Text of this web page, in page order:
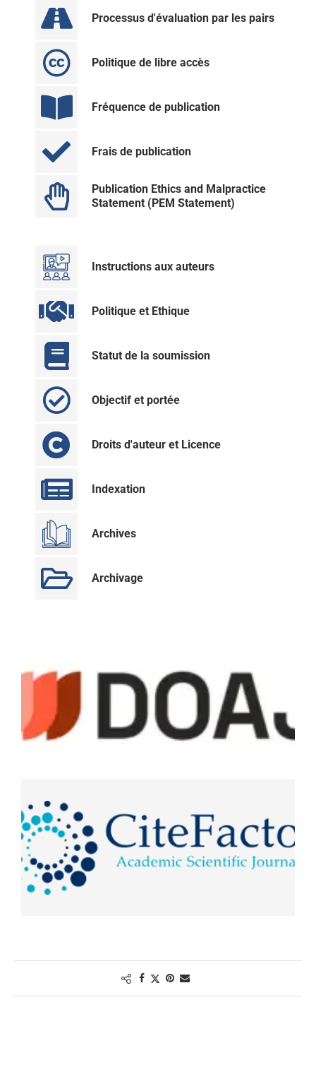
Processus d'évaluation par les pairs
Politique de libre accès
Fréquence de publication
Frais de publication
Publication Ethics and Malpractice
Statement (PEM Statement)
Instructions aux auteurs
Politique et Ethique
Statut de la soumission
Objectif et portée
Droits d'auteur et Licence
Indexation
Archives
Archivage